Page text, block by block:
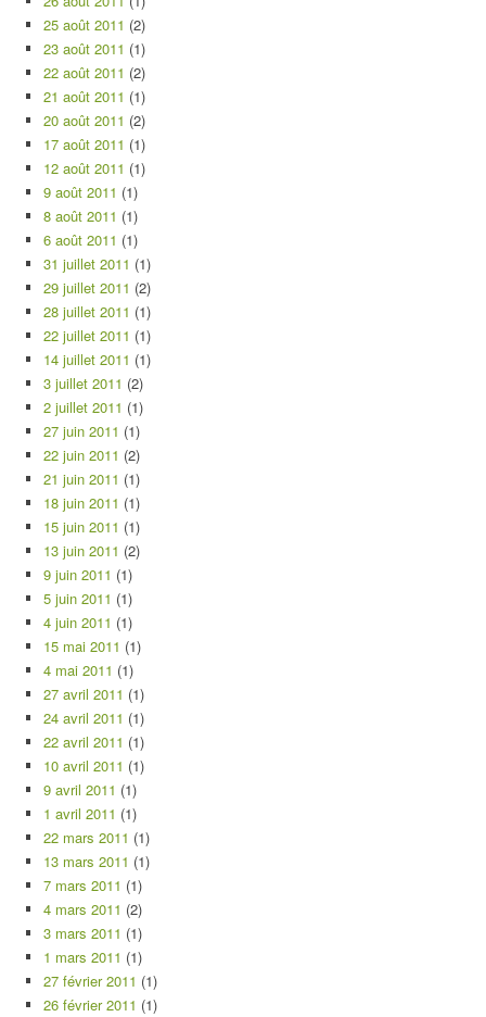
25 août 2011 (2)
23 août 2011 (1)
22 août 2011 (2)
21 août 2011 (1)
20 août 2011 (2)
17 août 2011 (1)
12 août 2011 (1)
9 août 2011 (1)
8 août 2011 (1)
6 août 2011 (1)
31 juillet 2011 (1)
29 juillet 2011 (2)
28 juillet 2011 (1)
22 juillet 2011 (1)
14 juillet 2011 (1)
3 juillet 2011 (2)
2 juillet 2011 (1)
27 juin 2011 (1)
22 juin 2011 (2)
21 juin 2011 (1)
18 juin 2011 (1)
15 juin 2011 (1)
13 juin 2011 (2)
9 juin 2011 (1)
5 juin 2011 (1)
4 juin 2011 (1)
15 mai 2011 (1)
4 mai 2011 (1)
27 avril 2011 (1)
24 avril 2011 (1)
22 avril 2011 (1)
10 avril 2011 (1)
9 avril 2011 (1)
1 avril 2011 (1)
22 mars 2011 (1)
13 mars 2011 (1)
7 mars 2011 (1)
4 mars 2011 (2)
3 mars 2011 (1)
1 mars 2011 (1)
27 février 2011 (1)
26 février 2011 (1)